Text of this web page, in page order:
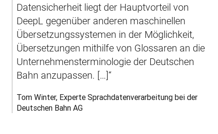
Datensicherheit liegt der Hauptvorteil von
DeepL gegenüber anderen maschinellen
Übersetzungssystemen in der Möglichkeit,
Übersetzungen mithilfe von Glossaren an die
Unternehmensterminologie der Deutschen
Bahn anzupassen. […]“
Tom Winter, Experte Sprachdatenverarbeitung bei der
Deutschen Bahn AG